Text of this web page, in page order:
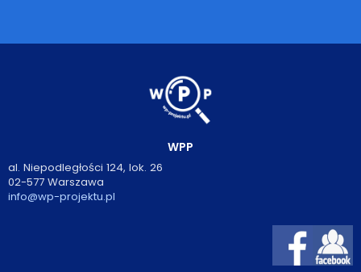
WPP
al. Niepodległości 124, lok. 26
02-577 Warszawa
info@wp-projektu.pl